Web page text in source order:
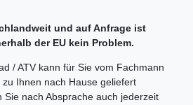
und auf Anfrage ist
der EU kein Problem.
/ ATV kann für Sie vom Fachmann
Ihnen nach Hause geliefert
nach Absprache auch jederzeit